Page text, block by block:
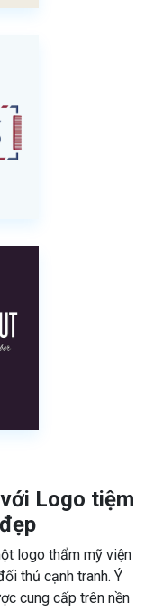
Logo tiệm
logo thẩm mỹ viện
thủ cạnh tranh. Ý
cung cấp trên nền